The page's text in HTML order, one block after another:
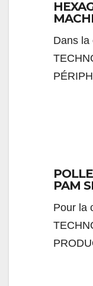
Dans la
PAM
Pour la